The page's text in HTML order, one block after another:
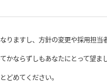
りますし、方針の変更や採用担当
かならずしもあなたにとって望ま
どめてください。